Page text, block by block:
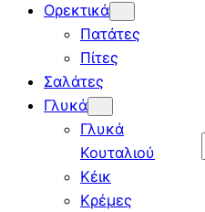
Ορεκτικά
Πατάτες
Πίτες
Σαλάτες
Γλυκά
Γλυκά
Κουταλιού
Κέικ
Κρέμες